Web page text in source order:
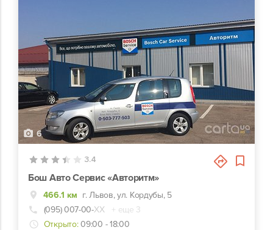
6
3.4
Бош Авто Сервис «Авторитм»
466.1 км г. Львов, ул. Кордубы, 5
(095) 007-00-ХХ
+ еще 3
Открыто: 09:00 - 18:00